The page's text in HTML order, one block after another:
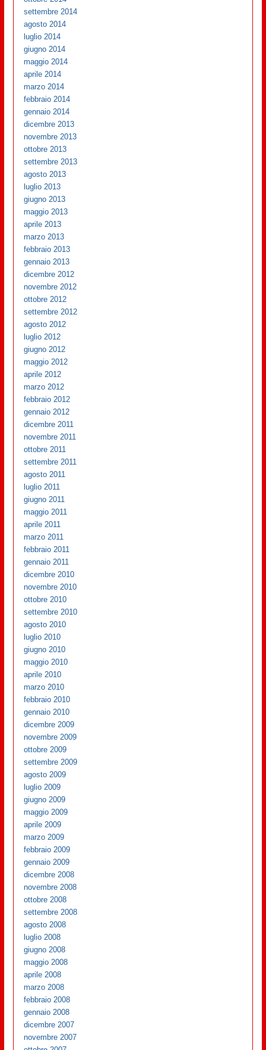
settembre 2014
agosto 2014
luglio 2014
giugno 2014
maggio 2014
aprile 2014
marzo 2014
febbraio 2014
gennaio 2014
dicembre 2013
novembre 2013
ottobre 2013
settembre 2013
agosto 2013
luglio 2013
giugno 2013
maggio 2013
aprile 2013
marzo 2013
febbraio 2013
gennaio 2013
dicembre 2012
novembre 2012
ottobre 2012
settembre 2012
agosto 2012
luglio 2012
giugno 2012
maggio 2012
aprile 2012
marzo 2012
febbraio 2012
gennaio 2012
dicembre 2011
novembre 2011
ottobre 2011
settembre 2011
agosto 2011
luglio 2011
giugno 2011
maggio 2011
aprile 2011
marzo 2011
febbraio 2011
gennaio 2011
dicembre 2010
novembre 2010
ottobre 2010
settembre 2010
agosto 2010
luglio 2010
giugno 2010
maggio 2010
aprile 2010
marzo 2010
febbraio 2010
gennaio 2010
dicembre 2009
novembre 2009
ottobre 2009
settembre 2009
agosto 2009
luglio 2009
giugno 2009
maggio 2009
aprile 2009
marzo 2009
febbraio 2009
gennaio 2009
dicembre 2008
novembre 2008
ottobre 2008
settembre 2008
agosto 2008
luglio 2008
giugno 2008
maggio 2008
aprile 2008
marzo 2008
febbraio 2008
gennaio 2008
dicembre 2007
novembre 2007